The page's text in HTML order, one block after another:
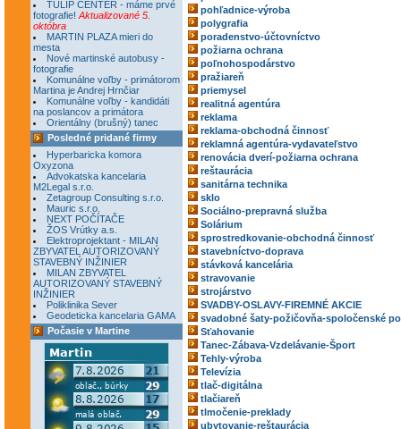
TULIP CENTER - máme prvé
fotografie! Aktualizované 5.
októbra
MARTIN PLAZA mieri do
mesta
Nové martinské autobusy -
fotografie
Komunálne voľby - primátorom
Martina je Andrej Hrnčiar
Komunálne voľby - kandidáti
na poslancov a primátora
Orientálny (brušný) tanec
Posledné pridané firmy
Hyperbaricka komora
Oxyzona
Advokatska kancelaria
M2Legal s.r.o.
Zetagroup Consulting s.r.o.
Mauric s.r.o.
NEXT POČÍTAČE
ŽOS Vrútky a.s.
Elektroprojektant - MILAN
ZBYVATEL AUTORIZOVANÝ
STAVEBNÝ INŽINIER
MILAN ZBYVATEL
AUTORIZOVANÝ STAVEBNÝ
INŽINIER
Poliklinika Sever
Geodeticka kancelaria GAMA
Počasie v Martine
pohľadnice-výroba
polygrafia
poradenstvo-účtovníctvo
požiarna ochrana
poľnohospodárstvo
pražiareň
priemysel
realitná agentúra
reklama
reklama-obchodná činnosť
reklamná agentúra-vydavateľstvo
renovácia dverí-požiarna ochrana
reštaurácia
sanitárna technika
sklo
Sociálno-prepravná služba
Solárium
sprostredkovanie-obchodná činnosť
stavebníctvo-doprava
stávková kancelária
stravovanie
strojárstvo
SVADBY-OSLAVY-FIREMNÉ AKCIE
svadobné šaty-požičovňa-spoločenské
Sťahovanie
Tanec-Zábava-Vzdelávanie-Šport
Tehly-výroba
Televízia
tlač-digitálna
tlačiareň
tlmočenie-preklady
ubytovanie-reštaurácia